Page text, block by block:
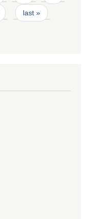
last »